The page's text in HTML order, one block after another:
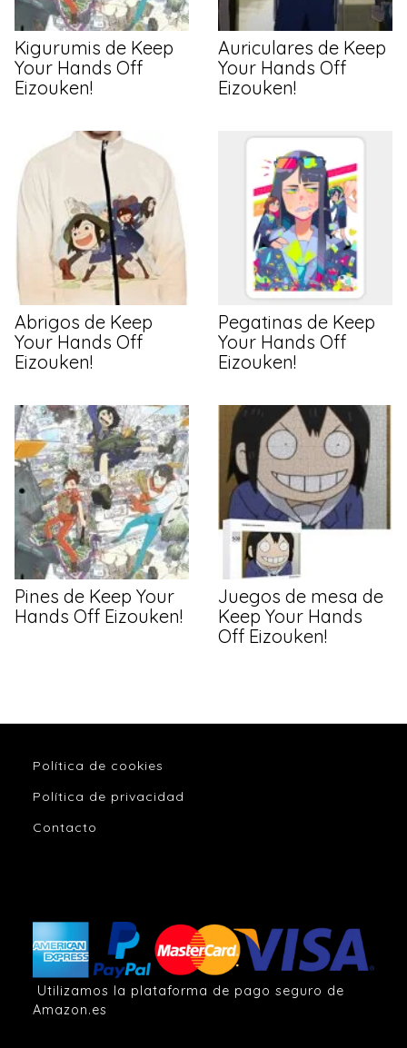
Kigurumis de Keep
Your Hands Off
Eizouken!
Auriculares de Keep
Your Hands Off
Eizouken!
Abrigos de Keep
Your Hands Off
Eizouken!
Pegatinas de Keep
Your Hands Off
Eizouken!
Pines de Keep Your
Hands Off Eizouken!
Juegos de mesa de
Keep Your Hands
Off Eizouken!
Política de cookies
Política de privacidad
Contacto
Utilizamos la plataforma de pago seguro de
Amazon.es